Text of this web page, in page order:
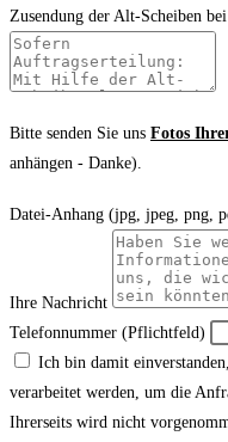
Zusendung der Alt-Scheiben
Bitte senden Sie uns Fotos
anhängen - Danke).
Datei-Anhang (jpg, jpeg, png,
Ihre Nachricht
Telefonnummer (Pflichtfeld)
Ich bin damit
verarbeitet werden, um die
Ihrerseits wird nicht